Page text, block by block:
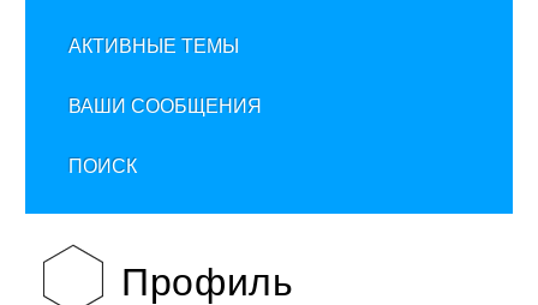
АКТИВНЫЕ ТЕМЫ
ВАШИ СООБЩЕНИЯ
ПОИСК
Профиль